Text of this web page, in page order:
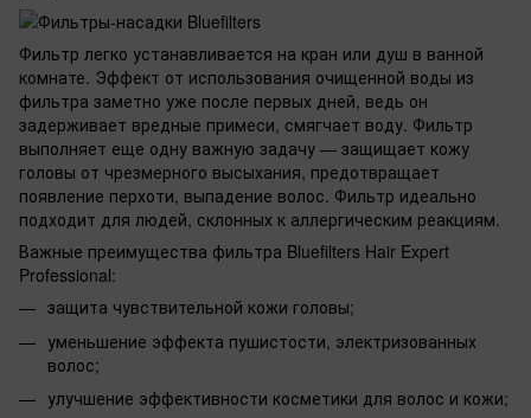
Фильтр легко устанавливается на кран или душ в ванной
комнате. Эффект от использования очищенной воды из
фильтра заметно уже после первых дней, ведь он
задерживает вредные примеси, смягчает воду. Фильтр
выполняет еще одну важную задачу — защищает кожу
головы от чрезмерного высыхания, предотвращает
появление перхоти, выпадение волос. Фильтр идеально
подходит для людей, склонных к аллергическим реакциям.
Важные преимущества фильтра Bluefilters Hair Expert
Professional:
защита чувствительной кожи головы;
уменьшение эффекта пушистости, электризованных
волос;
улучшение эффективности косметики для волос и кожи;